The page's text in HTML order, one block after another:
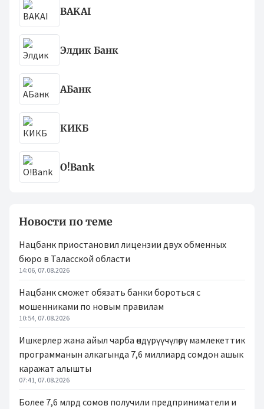
BAKAI
Элдик Банк
АБанк
КИКБ
O!Bank
Новости по теме
Нацбанк приостановил лицензии двух обменных
бюро в Таласской области
14:06, 07.08.2026
Нацбанк сможет обязать банки бороться с
мошенниками по новым правилам
10:54, 07.08.2026
Ишкерлер жана айыл чарба өндүрүүчүлөрү мамлекеттик
программанын алкагында 7,6 миллиард сомдон ашык
каражат алышты
07:41, 07.08.2026
Более 7,6 млрд сомов получили предприниматели и